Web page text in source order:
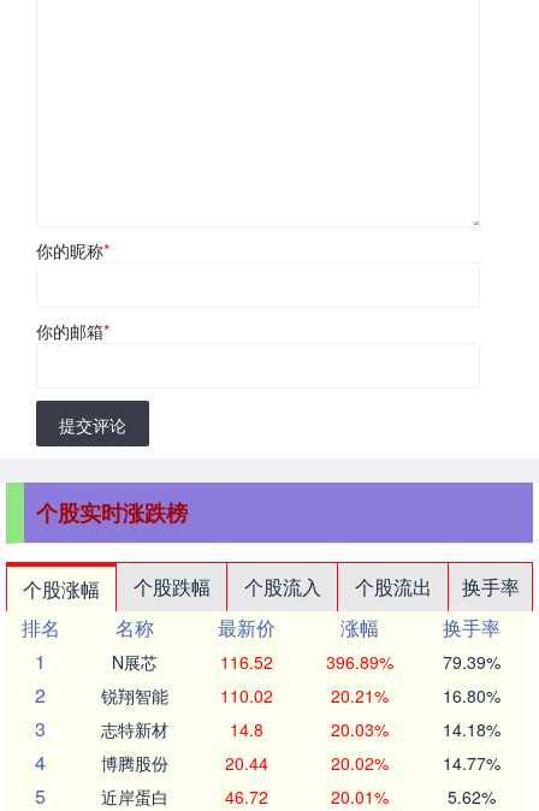
你的昵称*
你的邮箱*
提交评论
个股实时涨跌榜
个股涨幅 个股跌幅 个股流入 个股流出
换手率
排名
名称 最新价 涨幅
换手率
1
N展芯 116.52 396.89% 79.39%
2 锐翔智能 110.02 20.21% 16.80%
3 志特新材 14.8 20.03% 14.18%
4 博腾股份 20.44 20.02% 14.77%
5 近岸蛋白 46.72 20.01% 5.62%